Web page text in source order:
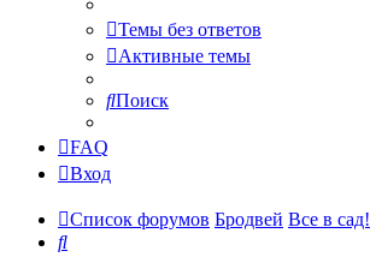
Темы без ответов
Активные темы
Поиск
FAQ
Вход
Список форумов Бродвей Все в сад!
Поиск